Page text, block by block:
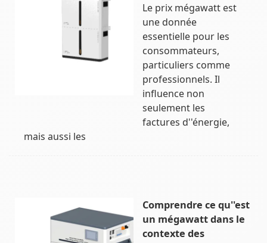
Le prix mégawatt est
une donnée
essentielle pour les
consommateurs,
particuliers comme
professionnels. Il
influence non
seulement les
factures d''énergie,
mais aussi les
Comprendre ce qu''est
un mégawatt dans le
contexte des